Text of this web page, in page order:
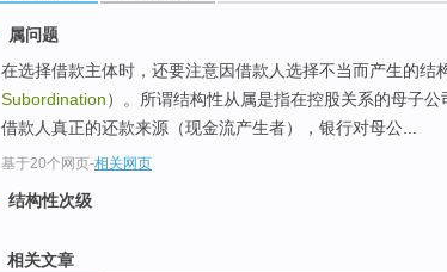
属问题
在选择借款主体时，还要注意因借款人选择不当而产生的结
Subordination）。所谓结构性从属是指在控股关系的母子
借款人真正的还款来源（现金流产生者），银行对母公...
基于20个网页-相关网页
结构性次级
相关文章